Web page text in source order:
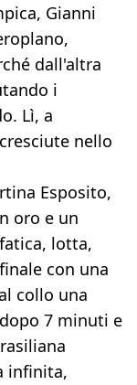
Gianni
dall'altra
i
Lì, a
nello
Esposito,
oro e un
lotta,
con una
collo una
7 minuti e
infinita,